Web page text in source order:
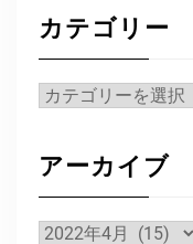
カテゴリー
カ
リ
ー
アーカイブ
ア